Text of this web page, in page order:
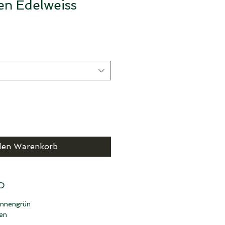
Edelweiss
Warenkorb